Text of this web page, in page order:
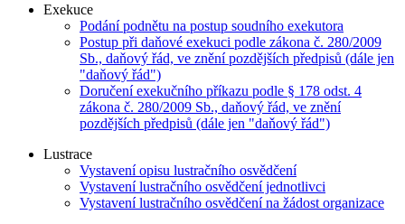
Exekuce
Podání podnětu na postup soudního exekutora
Postup při daňové exekuci podle zákona č. 280/2009
Sb., daňový řád, ve znění pozdějších předpisů (dále jen
"daňový řád")
Doručení exekučního příkazu podle § 178 odst. 4
zákona č. 280/2009 Sb., daňový řád, ve znění
pozdějších předpisů (dále jen "daňový řád")
Lustrace
Vystavení opisu lustračního osvědčení
Vystavení lustračního osvědčení jednotlivci
Vystavení lustračního osvědčení na žádost organizace